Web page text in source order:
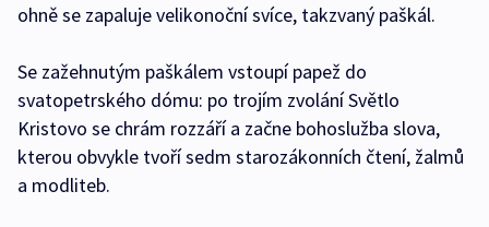
ohně se zapaluje velikonoční svíce, takzvaný paškál.
Se zažehnutým paškálem vstoupí papež do
svatopetrského dómu: po trojím zvolání Světlo
Kristovo se chrám rozzáří a začne bohoslužba slova,
kterou obvykle tvoří sedm starozákonních čtení, žalmů
a modliteb.